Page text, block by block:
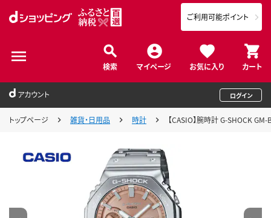
検索 マイページ お気に入り カート
ご利用可能ポイント
アカウント ログイン
トップページ 雑貨・日用品 時計 【CASIO】腕時計 G-SHOCK